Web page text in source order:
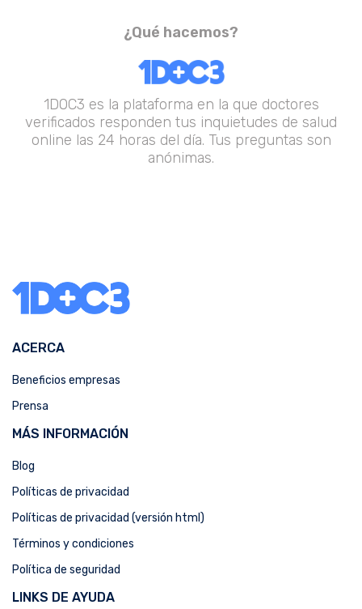
¿Qué hacemos?
1DOC3 es la plataforma en la que doctores
verificados responden tus inquietudes de salud
online las 24 horas del día. Tus preguntas son
anónimas.
ACERCA
Beneficios empresas
Prensa
MÁS INFORMACIÓN
Blog
Políticas de privacidad
Políticas de privacidad (versión html)
Términos y condiciones
Política de seguridad
LINKS DE AYUDA